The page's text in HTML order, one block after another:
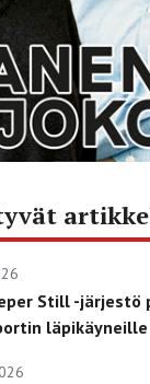
Still -järjestö
läpikäyneille